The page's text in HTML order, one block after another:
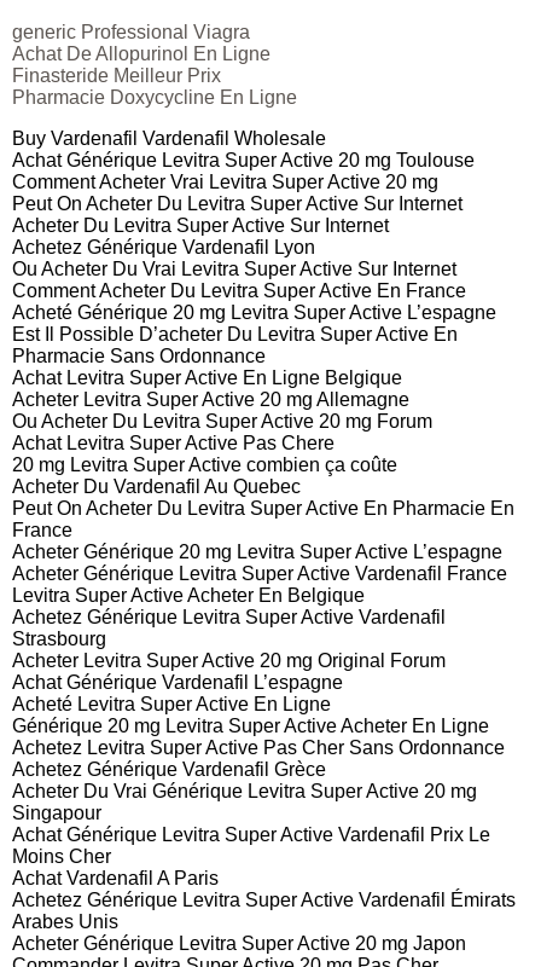
generic Professional Viagra
Achat De Allopurinol En Ligne
Finasteride Meilleur Prix
Pharmacie Doxycycline En Ligne
Buy Vardenafil Vardenafil Wholesale
Achat Générique Levitra Super Active 20 mg Toulouse
Comment Acheter Vrai Levitra Super Active 20 mg
Peut On Acheter Du Levitra Super Active Sur Internet
Acheter Du Levitra Super Active Sur Internet
Achetez Générique Vardenafil Lyon
Ou Acheter Du Vrai Levitra Super Active Sur Internet
Comment Acheter Du Levitra Super Active En France
Acheté Générique 20 mg Levitra Super Active L’espagne
Est Il Possible D’acheter Du Levitra Super Active En
Pharmacie Sans Ordonnance
Achat Levitra Super Active En Ligne Belgique
Acheter Levitra Super Active 20 mg Allemagne
Ou Acheter Du Levitra Super Active 20 mg Forum
Achat Levitra Super Active Pas Chere
20 mg Levitra Super Active combien ça coûte
Acheter Du Vardenafil Au Quebec
Peut On Acheter Du Levitra Super Active En Pharmacie En
France
Acheter Générique 20 mg Levitra Super Active L’espagne
Acheter Générique Levitra Super Active Vardenafil France
Levitra Super Active Acheter En Belgique
Achetez Générique Levitra Super Active Vardenafil
Strasbourg
Acheter Levitra Super Active 20 mg Original Forum
Achat Générique Vardenafil L’espagne
Acheté Levitra Super Active En Ligne
Générique 20 mg Levitra Super Active Acheter En Ligne
Achetez Levitra Super Active Pas Cher Sans Ordonnance
Achetez Générique Vardenafil Grèce
Acheter Du Vrai Générique Levitra Super Active 20 mg
Singapour
Achat Générique Levitra Super Active Vardenafil Prix Le
Moins Cher
Achat Vardenafil A Paris
Achetez Générique Levitra Super Active Vardenafil Émirats
Arabes Unis
Acheter Générique Levitra Super Active 20 mg Japon